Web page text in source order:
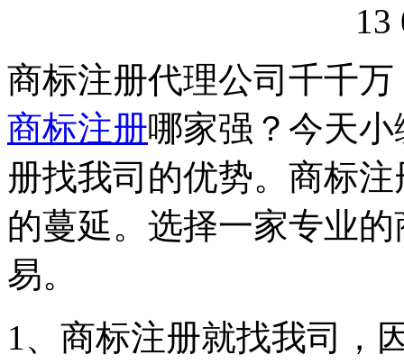
13
商标注册代理公司千千
商标注册哪家强？今天
册找我司的优势。商标
的蔓延。选择一家专业
易。
1、商标注册就找我司，